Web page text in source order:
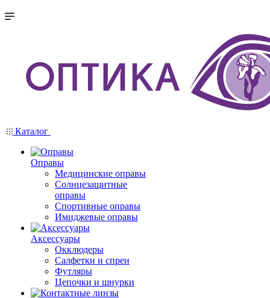
Каталог
Оправы
Медицинские оправы
Солнцезащитные
оправы
Спортивные оправы
Имиджевые оправы
Аксессуары
Окклюдеры
Салфетки и спреи
Футляры
Цепочки и шнурки